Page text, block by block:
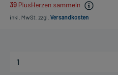
39 PlusHerzen sammeln
inkl. MwSt. zzgl. Versandkosten